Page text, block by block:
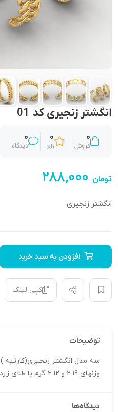
انگشتر زنجیری کد 01
0
فروش
0
رأی
0
دیدگاه
۲۸۸,۰۰۰ تومان
انگشتر زنجیری
افزودن به سبد خرید
کپی لینک
توضیحات
وزنهای 2.19 و 2.12 گرم با طلای زرد 18عیار
دیدگاه‌ها